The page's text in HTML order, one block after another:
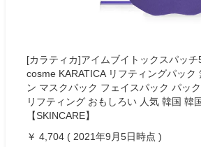
[カラティカ]アイムブイトックスパッ
cosme KARATICA リフティングパック
ン マスクパック フェイスパック パッ
リフティング おもしろい 人気 韓国 韓
【SKINCARE】
￥ 4,704 ( 2021年9月5日時点 )